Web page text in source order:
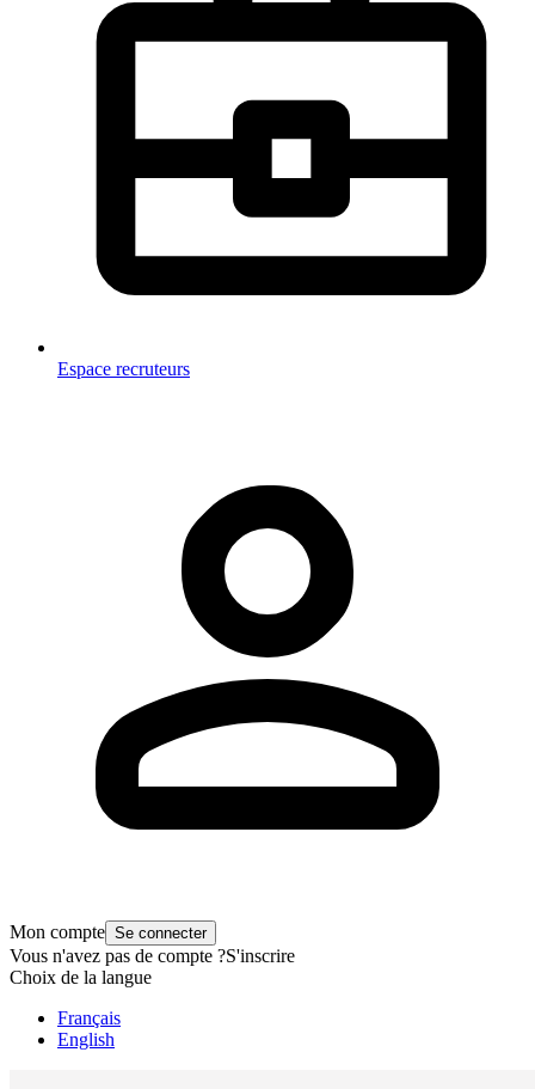
Espace recruteurs
Mon compte Se connecter
Vous n'avez pas de compte ?S'inscrire
Choix de la langue
Français
English